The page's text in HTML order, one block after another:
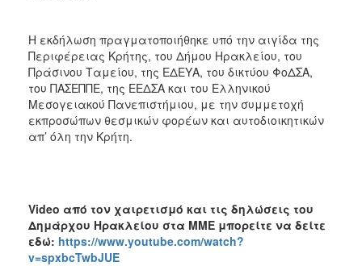
Η εκδήλωση πραγματοποιήθηκε υπό την αιγίδα της
Περιφέρειας Κρήτης, του Δήμου Ηρακλείου, του
Πράσινου Ταμείου, της ΕΔΕΥΑ, του δικτύου ΦοΔΣΑ,
του ΠΑΣΕΠΠΕ, της ΕΕΔΣΑ και του Ελληνικού
Μεσογειακού Πανεπιστήμιου, με την συμμετοχή
εκπροσώπων θεσμικών φορέων και αυτοδιοικητικών
απ’ όλη την Κρήτη.
Video από τον χαιρετισμό και τις δηλώσεις του
Δημάρχου Ηρακλείου στα ΜΜΕ μπορείτε να δείτε
εδώ: https://www.youtube.com/watch?
v=spxbcTwbJUE